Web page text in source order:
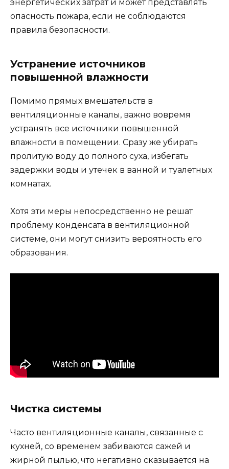
энергетических затрат и может представлять
опасность пожара, если не соблюдаются
правила безопасности.
Устранение источников
повышенной влажности
Помимо прямых вмешательств в
вентиляционные каналы, важно вовремя
устранять все источники повышенной
влажности в помещении. Сразу же убирать
пролитую воду до полного суха, избегать
задержки воды и утечек в ванной и туалетных
комнатах.
Хотя эти меры непосредственно не решат
проблему конденсата в вентиляционной
системе, они могут снизить вероятность его
образования.
Чистка системы
Часто вентиляционные каналы, связанные с
кухней, со временем забиваются сажей и
жирной пылью, что негативно сказывается на